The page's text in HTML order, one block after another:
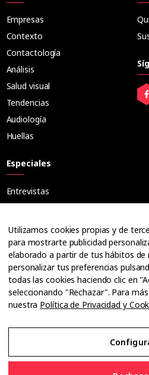
Empresas
Contexto
Contactología
Análisis
Salud visual
Tendencias
Audiología
Huellas
Especiales
Entrevistas
Ópticos
Cuadernos
Guías
Dossier
Anuarios
Ofertas de empleo
Utilizamos cookies propias y de
para mostrarte publicidad
elaborado a partir de tus hábitos de
personalizar tus preferencias
todas las cookies haciendo clic en
seleccionando "Rechazar". Para
nuestra Política de Privacidad y
Aviso